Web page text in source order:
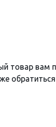
товар вам